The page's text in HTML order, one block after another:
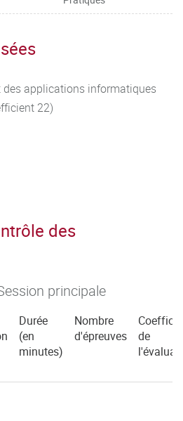
applications informatiques
22)
des
principale
Durée
(en
minutes)
Nombre
d'épreuves
de